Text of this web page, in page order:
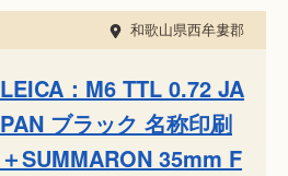
和歌山県西牟婁郡
LEICA：M6 TTL 0.72 JA
PAN ブラック 名称印刷
＋SUMMARON 35mm F